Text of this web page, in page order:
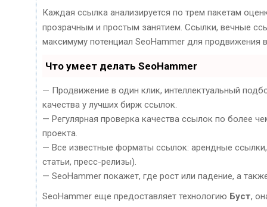
Каждая ссылка анализируется по трем пакетам
прозрачным и простым занятием. Ссылки, вечные
максимуму потенциал SeoHammer для продвижения
Что умеет делать SeoHammer
— Продвижение в один клик, интеллектуальный
качества у лучших бирж ссылок.
— Регулярная проверка качества ссылок по более
проекта.
— Все известные форматы ссылок: арендные
статьи, пресс-релизы).
— SeoHammer покажет, где рост или падение, а
SeoHammer еще предоставляет технологию Буст,